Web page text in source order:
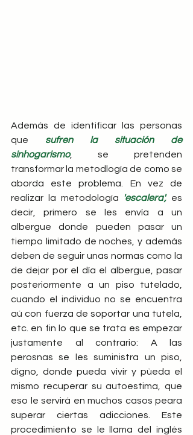
Además de identificar las personas
que sufren la situación de
sinhogarismo, se pretenden
transformar la metodlogía de como se
aborda este problema. En vez de
realizar la metodología 'escalera', es
decir, primero se les envía a un
albergue donde pueden pasar un
tiempo limitado de noches, y además
deben de seguir unas normas como la
de dejar por el día el albergue, pasar
posteriormente a un piso tutelado,
cuando el individuo no se encuentra
aú con fuerza de soportar una tutela,
etc. en fin lo que se trata es empezar
justamente al contrario: A las
perosnas se les suministra un piso,
digno, donde pueda vivir y pùeda el
mismo recuperar su autoestima, que
eso le servirá en muchos casos peara
superar ciertas adicciones. Este
procedimiento se le llama del inglés